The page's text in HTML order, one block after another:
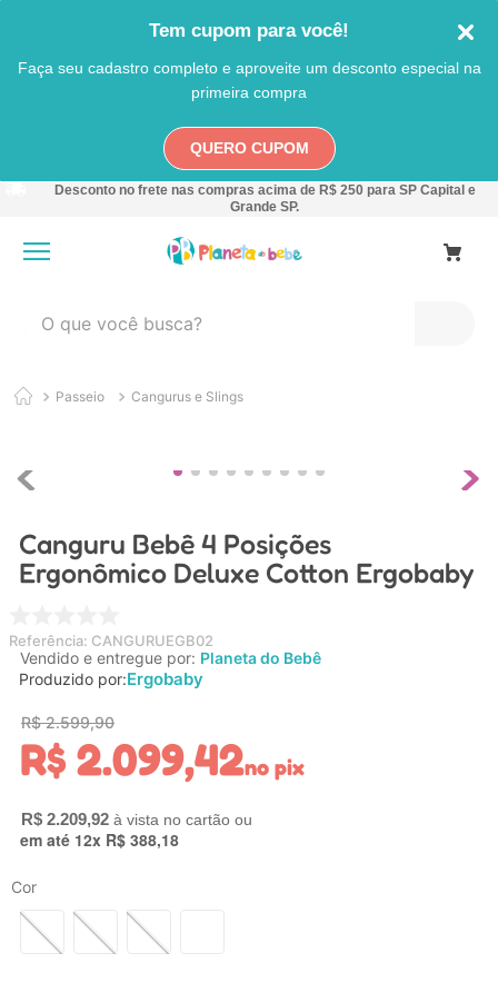
Tem cupom para você!
Faça seu cadastro completo e aproveite um desconto especial na
primeira compra
QUERO CUPOM
Desconto no frete nas compras acima de R$ 250 para SP Capital e
Grande SP.
Passeio Cangurus e Slings
Canguru Bebê 4 Posições
Ergonômico Deluxe Cotton Ergobaby
Referência: CANGURUEGB02
Vendido e entregue por: Planeta do Bebê
Produzido por:Ergobaby
R$ 2.599,90
R$ 2.099,42no pix
R$ 2.209,92
em até 12x R$ 388,18
Cor
1 º
carro
5º
chupeta
7º
carrinho bebe
8º
mamadeira
9º
brinquedo banho
10º brinquedo